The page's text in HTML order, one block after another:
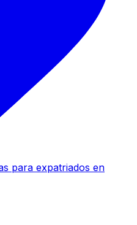
para expatriados en